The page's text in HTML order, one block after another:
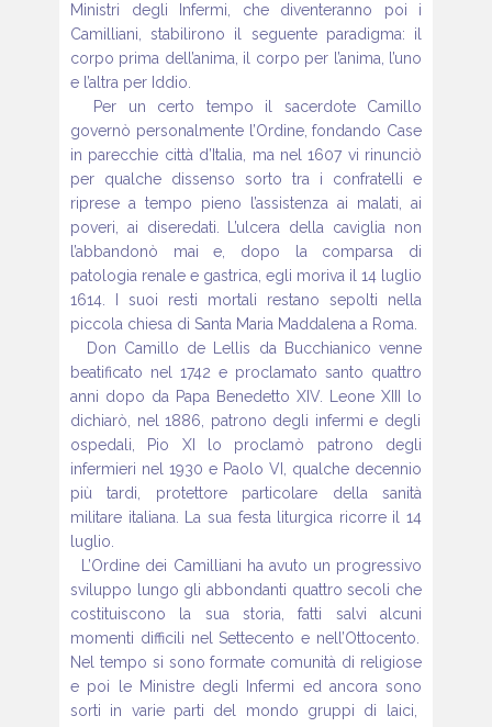
Ministri degli Infermi, che diventeranno poi i
Camilliani, stabilirono il seguente paradigma: il
corpo prima dell’anima, il corpo per l’anima,
l’uno
e l’altra per Iddio.
Per un certo tempo il sacerdote Camillo
governò personalmente l’Ordine, fondando Case
in parecchie città d’Italia, ma nel 1607 vi rinunciò
per qualche dissenso sorto tra i confratelli e
riprese a tempo pieno l’assistenza ai malati, ai
poveri, ai diseredati. L’ulcera della caviglia non
l’abbandonò mai e, dopo la comparsa di
patologia renale e gastrica, egli moriva il 14 luglio
1614. I suoi resti mortali restano sepolti nella
piccola chiesa di Santa Maria Maddalena a Roma.
Don Camillo de Lellis da Bucchianico venne
beatificato nel 1742 e proclamato santo quattro
anni dopo da Papa Benedetto XIV. Leone XIII lo
dichiarò, nel 1886, patrono degli infermi e degli
ospedali, Pio XI lo proclamò patrono degli
infermieri nel 1930 e Paolo VI, qualche decennio
più tardi, protettore particolare della sanità
militare italiana. La sua festa liturgica ricorre il 14
luglio.
L’Ordine dei Camilliani ha avuto un progressivo
sviluppo lungo gli abbondanti quattro secoli che
costituiscono la sua storia, fatti salvi alcuni
momenti difficili nel Settecento e nell’Ottocento.
Nel tempo si sono formate comunità di religiose
e poi le Ministre degli Infermi ed ancora sono
sorti in varie parti del mondo gruppi di laici,